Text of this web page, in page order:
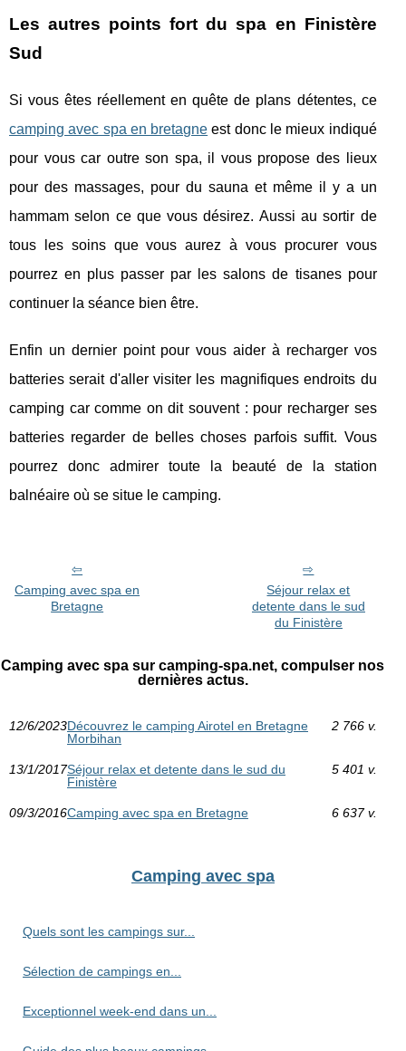
Les autres points fort du spa en Finistère
Sud
Si vous êtes réellement en quête de plans détentes, ce
camping avec spa en bretagne est donc le mieux indiqué
pour vous car outre son spa, il vous propose des lieux
pour des massages, pour du sauna et même il y a un
hammam selon ce que vous désirez. Aussi au sortir de
tous les soins que vous aurez à vous procurer vous
pourrez en plus passer par les salons de tisanes pour
continuer la séance bien être.
Enfin un dernier point pour vous aider à recharger vos
batteries serait d'aller visiter les magnifiques endroits du
camping car comme on dit souvent : pour recharger ses
batteries regarder de belles choses parfois suffit. Vous
pourrez donc admirer toute la beauté de la station
balnéaire où se situe le camping.
Camping avec spa en
Bretagne
Séjour relax et
detente dans le sud
du Finistère
Camping avec spa sur camping-spa.net, compulser nos
dernières actus.
12/6/2023Découvrez le camping Airotel en Bretagne
Morbihan
2 766 v.
13/1/2017Séjour relax et detente dans le sud du
Finistère
5 401 v.
09/3/2016Camping avec spa en Bretagne 6 637 v.
Camping avec spa
Quels sont les campings sur...
Sélection de campings en...
Exceptionnel week-end dans un...